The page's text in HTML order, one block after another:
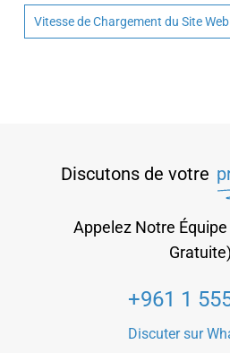
Vitesse de Chargement du Site Web
Discutons de votre
Appelez Notre
Gratuite)
+961 1
Discuter sur